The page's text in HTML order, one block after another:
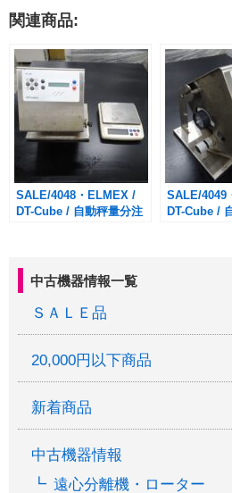
中古機器情報一覧
ＳＡＬＥ品
20,000円以下商品
新着商品
中古機器情報
遠心分離機・ローター
関連商品:
SALE/4048・ELMEX /
DT-Cube / 自動秤量分注
SALE/4049
DT-Cube /